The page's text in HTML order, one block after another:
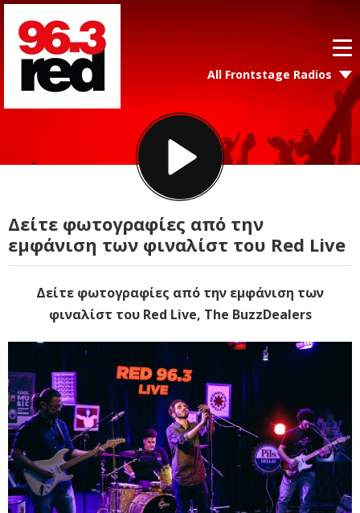
All Frontstage Radios
Δείτε φωτογραφίες από την
εμφάνιση των φιναλίστ του Red Live
Δείτε φωτογραφίες από την εμφάνιση των
φιναλίστ του Red Live, The BuzzDealers